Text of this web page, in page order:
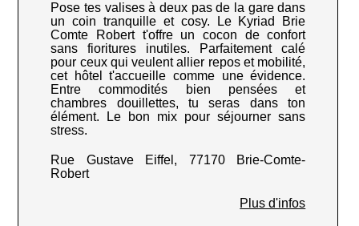
Pose tes valises à deux pas de la gare dans
un coin tranquille et cosy. Le Kyriad Brie
Comte Robert t'offre un cocon de confort
sans fioritures inutiles. Parfaitement calé
pour ceux qui veulent allier repos et mobilité,
cet hôtel t'accueille comme une évidence.
Entre commodités bien pensées et
chambres douillettes, tu seras dans ton
élément. Le bon mix pour séjourner sans
stress.
Rue Gustave Eiffel, 77170 Brie-Comte-
Robert
Plus d'infos